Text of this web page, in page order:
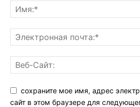
сохраните мое имя, адрес
сайт в этом браузере для